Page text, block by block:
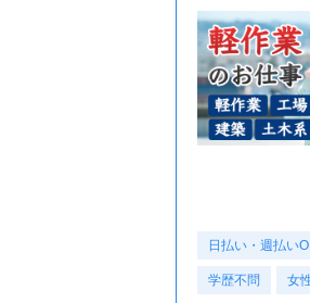
日払い・週払い
学歴不問 女